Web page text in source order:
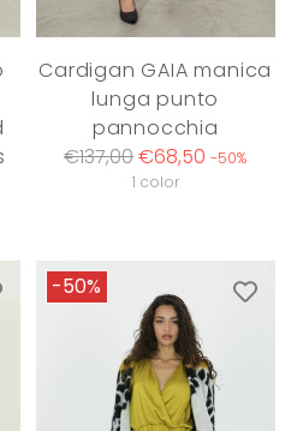
Cardigan GAIA manica
lunga punto
pannocchia
Regular
€137,00€68,50 -50%
1 color
-50%